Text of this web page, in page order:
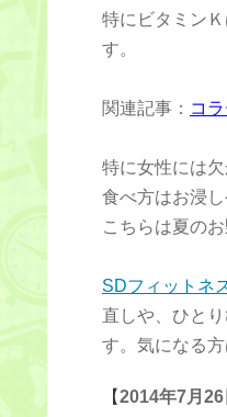
特にビタミンＫ
す。
関連記事： コ
特に女性には欠
食べ方はお浸
こちらは夏の
SDフィットネ
直しや、ひと
す。気になる
【2014年7月